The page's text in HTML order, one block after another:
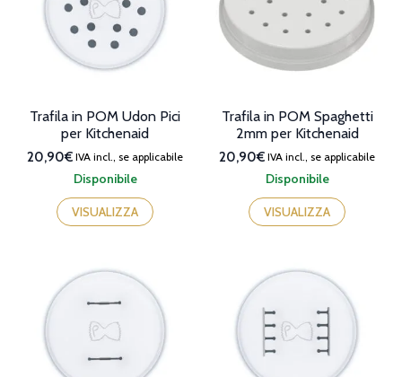
Disponibile
Trafila in POM Udon Pici
per Kitchenaid
20,90€ IVA incl., se applicabile
VISUALIZZA
Disponibile
Trafila in POM Spaghetti
2mm per Kitchenaid
20,90€ IVA incl., se applicabile
VISUALIZZA